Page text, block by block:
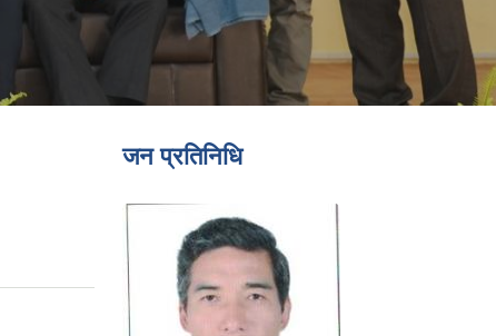
जन प्रतिनिधि